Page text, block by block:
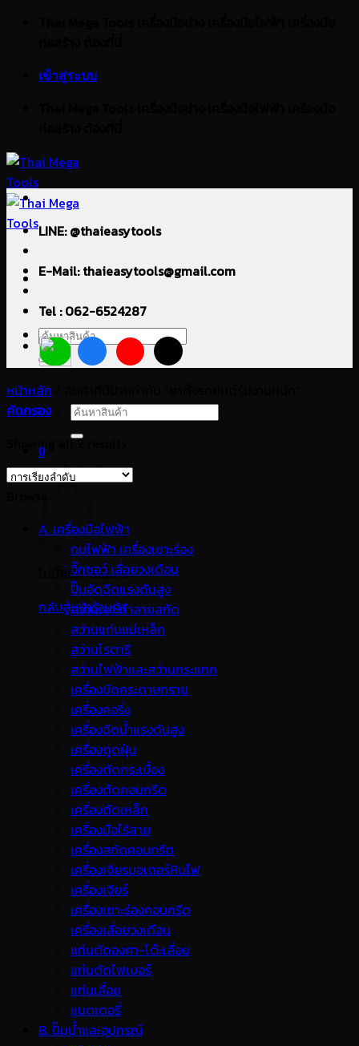
เข้าสู่ระบบ
ค้นหา:
ค้นหา:
0
ตะกร้าสินค้า
ไม่มีสินค้าในตะกร้า
กลับสู่หน้าร้านค้า
LINE: @thaieasytools
E-Mail: thaieasytools@gmail.com
Tel : 062-6524287
หน้าหลัก
คัดกรอง
Showing all 2 results
A. เครื่องมือไฟฟ้า
กบไฟฟ้า เครื่องเซาะร่อง
จิ๊กซอว์ เลื่อยวงเดือน
ปั๊มอัดฉีดแรงดันสูง
สว่านเจาะทำลายสกัด
สว่านแท่นแม่เหล็ก
สว่านโรตารี
สว่านไฟฟ้าและสว่านกระแทก
เครื่องขัดกระดาษทราย
เครื่องคอริ่ง
เครื่องฉีดน้ำแรงดันสูง
เครื่องดูดฝุ่น
เครื่องตัดกระเบื้อง
เครื่องตัดคอนกรีต
เครื่องตัดเหล็ก
เครื่องมือไร้สาย
เครื่องสกัดคอนกรีต
เครื่องเจียรมอเตอร์หินไฟ
เครื่องเจียร์
เครื่องเซาะร่องคอนกรีต
เครื่องเลื่อยวงเดือน
แท่นตัดองศา-โต๊ะเลื่อย
แท่นตัดไฟเบอร์
แท่นเลื่อย
แบตเตอรี่
B. ปั๊มน้ำและอุปกรณ์